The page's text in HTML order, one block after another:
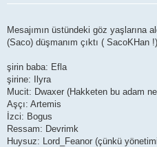
Mesajımın üstündeki göz yaşlarına
(Saco) düşmanım çıktı ( SacoKHan !)
şirin baba: Efla
şirine: Ilyra
Mucit: Dwaxer (Hakketen bu adam
Aşçı: Artemis
İzci: Bogus
Ressam: Devrimk
Huysuz: Lord_Feanor (çünkü